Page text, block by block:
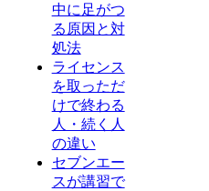
中に足がつ
る原因と対
処法
ライセンス
を取っただ
けで終わる
人・続く人
の違い
セブンエー
スが講習で